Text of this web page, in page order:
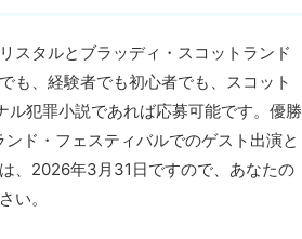
スタルとブラッディ・スコットランド
も、経験者でも初心者でも、スコット
犯罪小説であれば応募可能です。優勝
ド・フェスティバルでのゲスト出演と
、2026年3月31日ですので、あなたの
い。